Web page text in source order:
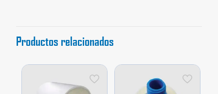
Productos relacionados